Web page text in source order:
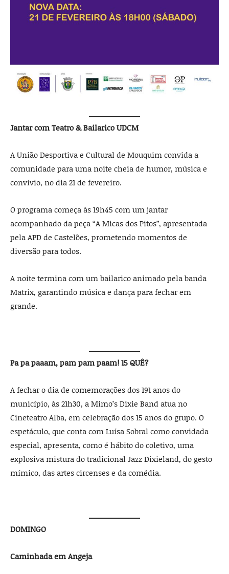
Jantar com Teatro & Bailarico UDCM
A União Desportiva e Cultural de Mouquim convida a
comunidade para uma noite cheia de humor, música e
convívio, no dia 21 de fevereiro.
O programa começa às 19h45 com um jantar
acompanhado da peça “A Micas dos Pitos”, apresentada
pela APD de Castelões, prometendo momentos de
diversão para todos.
A noite termina com um bailarico animado pela banda
Matrix, garantindo música e dança para fechar em
grande.
Pa pa paaam, pam pam paam! 15 QUÊ?
A fechar o dia de comemorações dos 191 anos do
município, às 21h30, a Mimo’s Dixie Band atua no
Cineteatro Alba, em celebração dos 15 anos do grupo. O
espetáculo, que conta com Luísa Sobral como convidada
especial, apresenta, como é hábito do coletivo, uma
explosiva mistura do tradicional Jazz Dixieland, do gesto
mímico, das artes circenses e da comédia.
DOMINGO
Caminhada em Angeja